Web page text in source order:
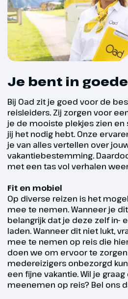
Dag 4
South
325 km
We rijden naar
de North
Outstanding
prachtig
door de North
Alston. Hier
De trein
minuten naar
Onderweg
zelf, maar ook
prachtige
nemen
weer terug
rijden we
Borders. We
Je bent in
Bij Oad zit je goed voor de
reisleiders. Zij zorgen voor
je de mooiste plekjes zien en
jij het nodig hebt. Onze
je van alles vertellen over
vakantiebestemming.
met een tas vol verhalen
Fit en mobiel
Op diverse reizen is het
mee te nemen. Wanneer je
belangrijk dat je deze zelf in-
laden. Wanneer dit niet lukt,
mee te nemen op reis die
doen we om ervoor te
medereizigers onbezorgd
een fijne vakantie. Wil je
meenemen op reis? Bel ons
Je bent zelf
invullen, aanleveren en
documenten.
Valuta
Engelse Ponden (GBP)
Fit en mobiel
Beschik je over een goede
je fit genoeg om mee te
Op onze rondreizen wordt
verblijven onderweg in
het hotel blijven is dus vaak
gebruik maakt van een
het maken van deze
Wanneer je dit toch graag
dat je deze zelf in en uit de